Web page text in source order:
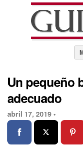
Un pequeño
adecuado
abril 17, 2019 •